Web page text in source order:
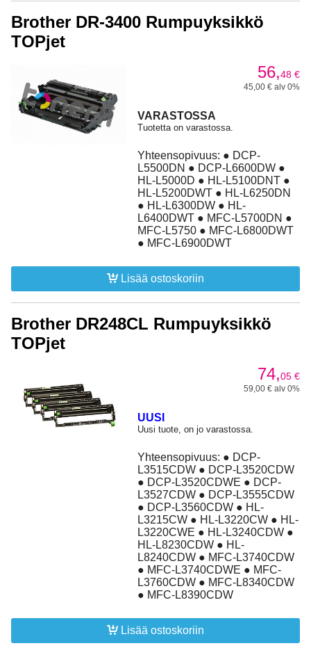
Brother DR-3400 Rumpuyksikkö
TOPjet
56,48 €
45,00 € alv 0%
VARASTOSSA
Tuotetta on varastossa.
Yhteensopivuus: ● DCP-
L5500DN ● DCP-L6600DW ●
HL-L5000D ● HL-L5100DNT ●
HL-L5200DWT ● HL-L6250DN
● HL-L6300DW ● HL-
L6400DWT ● MFC-L5700DN ●
MFC-L5750 ● MFC-L6800DWT
● MFC-L6900DWT
Lisää ostoskoriin
Brother DR248CL Rumpuyksikkö
TOPjet
74,05 €
59,00 € alv 0%
UUSI
Uusi tuote, on jo varastossa.
Yhteensopivuus: ● DCP-
L3515CDW ● DCP-L3520CDW
● DCP-L3520CDWE ● DCP-
L3527CDW ● DCP-L3555CDW
● DCP-L3560CDW ● HL-
L3215CW ● HL-L3220CW ● HL-
L3220CWE ● HL-L3240CDW ●
HL-L8230CDW ● HL-
L8240CDW ● MFC-L3740CDW
● MFC-L3740CDWE ● MFC-
L3760CDW ● MFC-L8340CDW
● MFC-L8390CDW
Lisää ostoskoriin